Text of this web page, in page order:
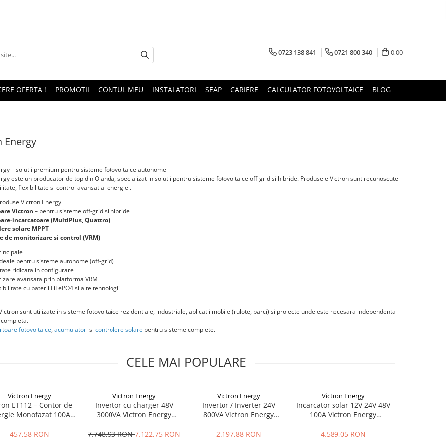
0723 138 841 0721 800 340 0,00
OFERTA ! PROMOTII CONTUL MEU INSTALATORI SEAP CARIERE CALCULATOR FOTOVOLTAICE BLOG
Energy
– solutii premium pentru sisteme fotovoltaice autonome
este un producator de top din Olanda, specializat in solutii pentru sisteme fotovoltaice off-grid si hibride. Produsele Victron sunt recunoscute
flexibilitate si control avansat al energiei.
Victron Energy
Victron – pentru sisteme off-grid si hibride
incarcatoare (MultiPlus, Quattro)
solare MPPT
de monitorizare si control (VRM)
pentru sisteme autonome (off-grid)
ridicata in configurare
avansata prin platforma VRM
cu baterii LiFePO4 si alte tehnologii
sunt utilizate in sisteme fotovoltaice rezidentiale, industriale, aplicatii mobile (rulote, barci) si proiecte unde este necesara independenta
fotovoltaice, acumulatori si controlere solare pentru sisteme complete.
CELE MAI POPULARE
Victron Energy
ET112 – Contor de
Monofazat 100A
și ESS
457,58 RON
Victron Energy
Invertor cu charger 48V
3000VA Victron Energy
7.748,93 RON7.122,75 RON
Victron Energy
Invertor / Inverter 24V
800VA Victron Energy
Schuko
2.197,88 RON
Victron Energy
Incarcator solar 12V 24V 48V
100A Victron Energy
MC4 VE.Can
4.589,05 RON